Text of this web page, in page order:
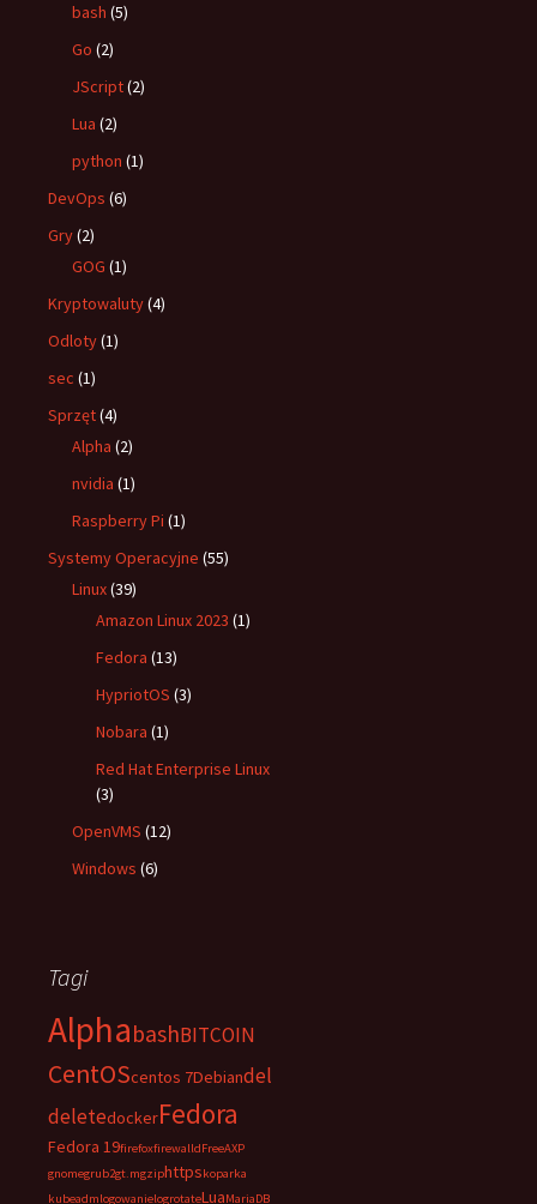
bash (5)
Go (2)
JScript(2)
Lua (2)
python (1)
DevOps (6)
Gry(2)
GOG (1)
Kryptowaluty(4)
Odloty(1)
sec (1)
Sprzęt(4)
Alpha (2)
nvidia (1)
Raspberry Pi (1)
Systemy Operacyjne (55)
Linux(39)
Amazon Linux 2023 (1)
Fedora (13)
HypriotOS (3)
Nobara (1)
Red Hat Enterprise Linux
(3)
OpenVMS (12)
Windows (6)
Tagi
AlphabashBITCOIN
CentOScentos 7Debiandel
deletedockerFedora
Fedora 19firefoxfirewalldFreeAXP
gnomegrub2gt.mgziphttpskoparka
kubeadmlogowanielogrotateLuaMariaDB